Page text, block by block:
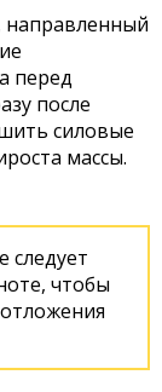
направленный
перед
после
силовые
массы.
следует
чтобы